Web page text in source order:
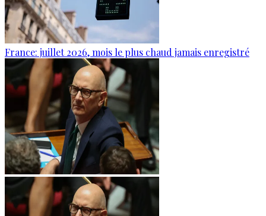
France: juillet 2026, mois le plus chaud jamais enregistré